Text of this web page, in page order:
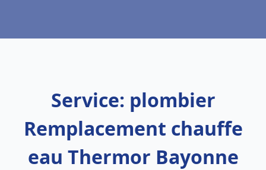
Service: plombier
Remplacement chauffe
eau Thermor Bayonne